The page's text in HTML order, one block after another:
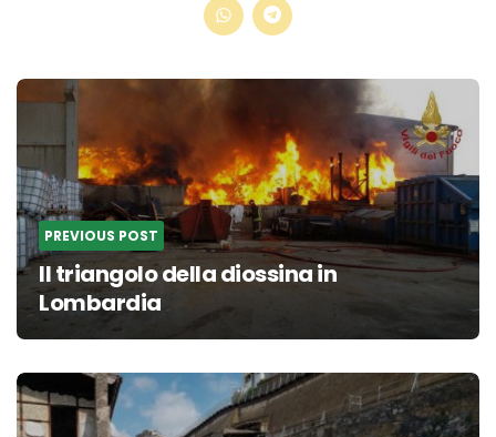
Post
navigation
PREVIOUS POST
Il triangolo della diossina in
Lombardia